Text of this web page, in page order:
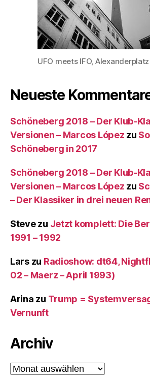
UFO meets IFO,
Neueste
Schöneberg 2018 – Der Klub-
Versionen – Marcos López zu
Schöneberg in 2017
Schöneberg 2018 – Der Klub-
Versionen – Marcos López zu
– Der Klassiker in drei neuen
Stevezu Jetzt komplett: Die
1991 – 1992
Larszu Radioshow: dt64,
02 – Maerz – April 1993)
Arina zu Trump =
Vernunft
Archiv
Archiv